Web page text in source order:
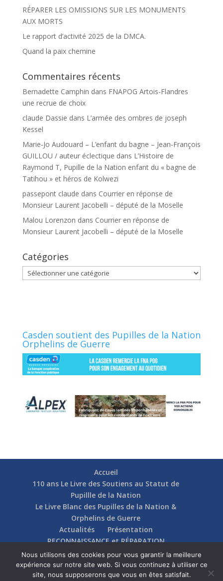
RÉPARER LES OMISSIONS SUR LES MONUMENTS
AUX MORTS
Le rapport d’activité 2025 de la DMCA.
Quand la paix chemine
Commentaires récents
Bernadette Camphin dans FNAPOG Artois-Flandres
une recrue de choix
claude Dassie dans L’armée des ombres de joseph
Kessel
Marie-Jo Audouard – L’enfant du bagne – Jean-François
GUILLOU / auteur éclectique dans L’Histoire de
Raymond T, Pupille de la Nation enfant du « bagne de
Tatihou » et héros de Kolwezi
passepont claude dans Courrier en réponse de
Monsieur Laurent Jacobelli – député de la Moselle
Malou Lorenzon dans Courrier en réponse de
Monsieur Laurent Jacobelli – député de la Moselle
Catégories
Catégories
Casden soutient des Pupilles de la Nation
Orphelins de Guerre
Accueil
110 ans Le Livre des Soutiens au Statut de
Pupillle de la Nation
Le Livre Blanc des Pupilles de la Nation &
Orphelins de Guerre
Actualités
Présentation
RECONNAISSANCE et RÉPARATION
Nos soutiens
Fédérations
Actions
Communication
Contact
Nous utilisons des cookies pour vous garantir la meilleure
expérience sur notre site web. Si vous continuez à utiliser ce
site, nous supposerons que vous en êtes satisfait.